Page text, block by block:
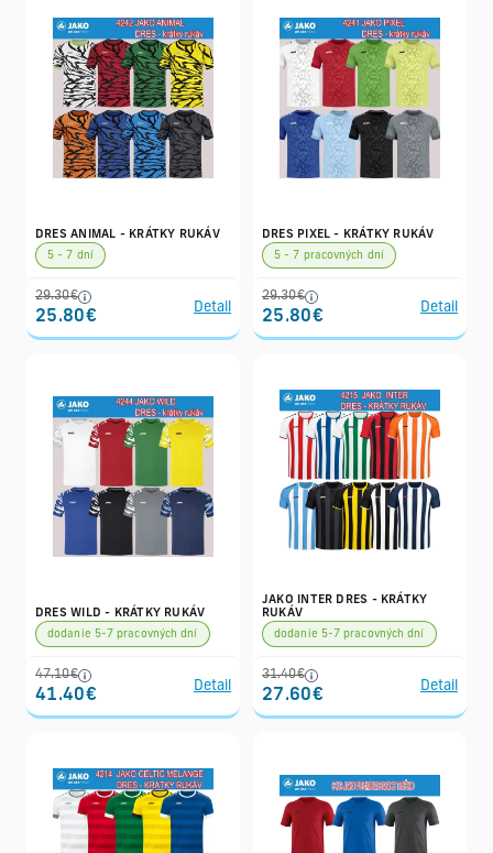
DRES ANIMAL - KRÁTKY RUKÁV
5 - 7 dní
29.30€
25.80€
Detail
DRES PIXEL - KRÁTKY RUKÁV
5 - 7 pracovných dní
29.30€
25.80€
Detail
DRES WILD - KRÁTKY RUKÁV
dodanie 5-7 pracovných dní
47.10€
41.40€
Detail
JAKO INTER DRES - KRÁTKY
RUKÁV
dodanie 5-7 pracovných dní
31.40€
27.60€
Detail